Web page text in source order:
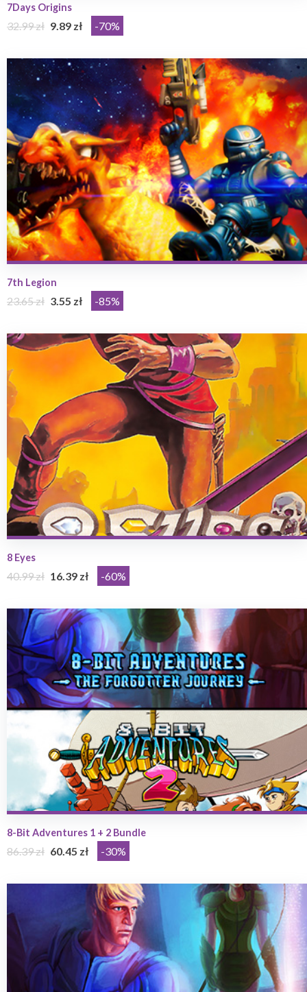
7Days Origins
32.99 zł 9.89 zł -70%
7th Legion
23.65 zł 3.55 zł -85%
8 Eyes
40.99 zł 16.39 zł -60%
8-Bit Adventures 1 + 2 Bundle
86.39 zł 60.45 zł -30%